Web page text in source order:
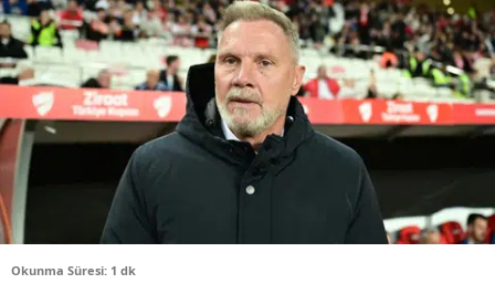
Bursa
Çanakkale
Çankırı
Denizli
Okunma Süresi: 1 dk